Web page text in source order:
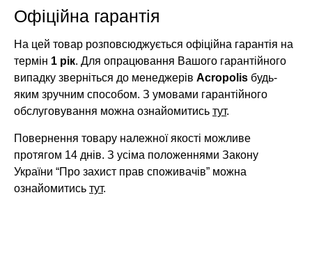
Офіційна гарантія
На цей товар розповсюджується офіційна гарантія на
термін 1 рік. Для опрацювання Вашого гарантійного
випадку зверніться до менеджерів Acropolis будь-
яким зручним способом. З умовами гарантійного
обслуговування можна ознайомитись тут.
Повернення товару належної якості можливе
протягом 14 днів. З усіма положеннями Закону
України “Про захист прав споживачів” можна
ознайомитись тут.